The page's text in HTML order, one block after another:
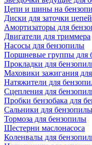
Цепи и шины на
Диски для заточки цепей
Амортизаторы для
Двигатели для триммера
Насосы для бензопилы
Поршневые группы для
Прокладки для
Маховики зажигания
Натяжители для
Сцепления для
Пробки бензобака для
Сальники для бензопилы
Тормоза для бензопилы
Шестерни маслонасоса
Коленвалы для